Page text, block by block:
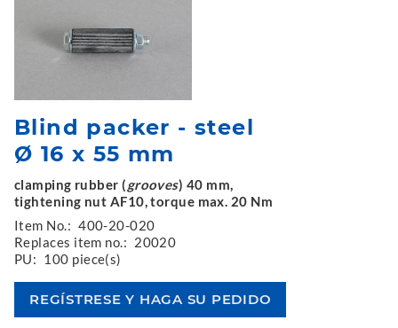
Blind packer - steel
Ø 16 x 55 mm
clamping rubber (grooves) 40 mm,
tightening nut AF10, torque max. 20 Nm
Item No.: 400-20-020
Replaces item no.: 20020
PU: 100 piece(s)